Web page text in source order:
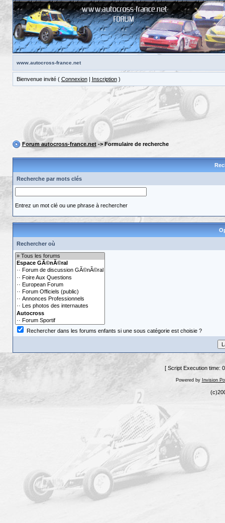
www.autocross-france.net
Bienvenue invité ( Connexion| Inscription)
Forum autocross-france.net-> Formulaire de recherche
Recherche par mots clés
Entrez un mot clé ou une phrase à rechercher
Rechercher où
Rechercher dans les forums enfants si une sous catégorie est choisie ?
[ Script Execution time:
Powered by Invision